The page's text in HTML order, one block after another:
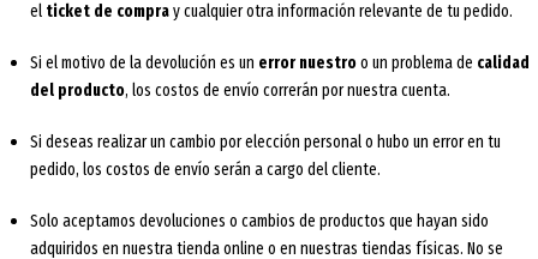
el ticket de compray cualquier otra información relevante de tu pedido.
Si el motivo de la devolución es un error nuestroo un problema de calidad
del producto, los costos de envío correrán por nuestra cuenta.
Si deseas realizar un cambio por elección personal o hubo un error en tu
pedido, los costos de envío serán a cargo del cliente.
Solo aceptamos devoluciones o cambios de productos que hayan sido
adquiridos en nuestra tienda online o en nuestras tiendas físicas. No se